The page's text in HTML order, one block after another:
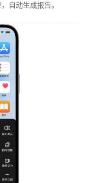
自动生成报告。